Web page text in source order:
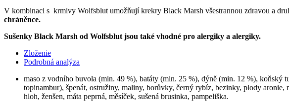
V kombinaci s krmivy Wolfsblut umožňují krekry Black Marsh všestrannou zdravou a
chráněnce.
Sušenky Black Marsh od Wolfsblut jsou také vhodné pro alergiky a alergiky.
Zloženie
Podrobná analýza
maso z vodního buvola (min. 49 %), batáty (min. 25 %), dýně (min. 12 %),
topinambur), špenát, ostružiny, maliny, borůvky, černý rybíz, bezinky, plody
hloh, ženšen, máta peprná, měsíček, sušená brusinka, pampeliška.